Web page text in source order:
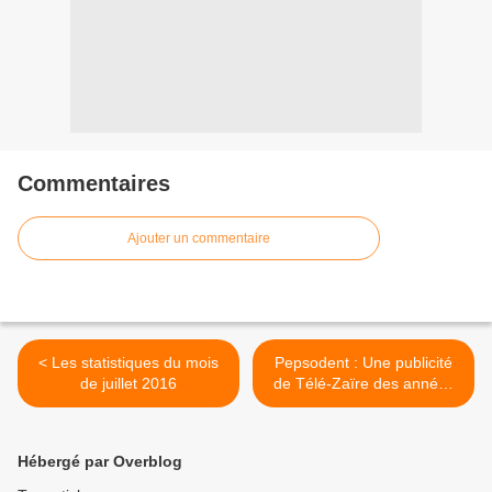
Commentaires
Ajouter un commentaire
< Les statistiques du mois
de juillet 2016
Pepsodent : Une publicité
de Télé-Zaïre des années
’70 et ‘80 basée sur
Hébergé par Overblog